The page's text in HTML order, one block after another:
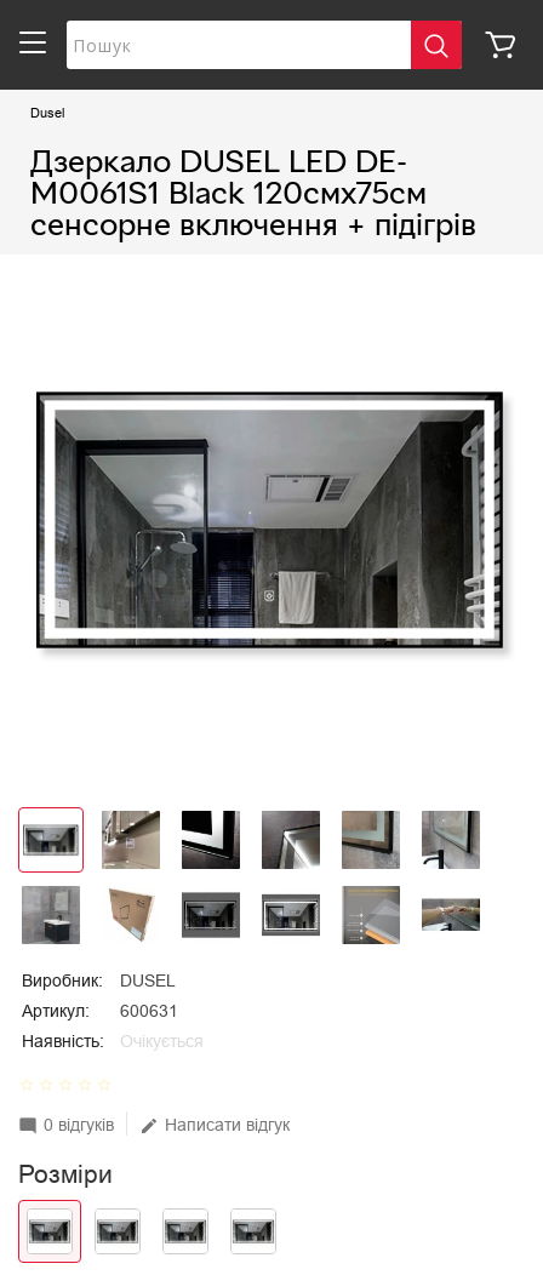
Dusel
Дзеркало DUSEL LED DE-
M0061S1 Black 120смх75см
сенсорне включення + підігрів
Виробник:
DUSEL
Артикул:
600631
Наявність:
Очікується
star_border star_border star_border star_border star_border
mode_comment 0 відгуків edit Написати відгук
Розміри